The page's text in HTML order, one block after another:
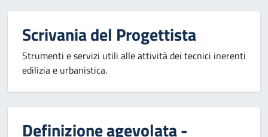
Scrivania del Progettista
Strumenti e servizi utili alle attività dei tecnici inerenti
edilizia e urbanistica.
Definizione agevolata -